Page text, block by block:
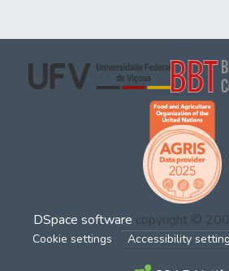
DSpace software copyright ©
Cookie settings Accessibility